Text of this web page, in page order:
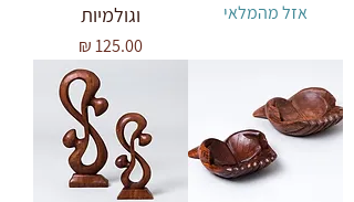
אזל מהמלאי
וגולמיות
מחיר